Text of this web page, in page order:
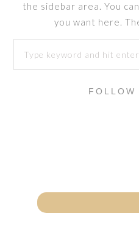
the sidebar area. You
you want here.
FOLLOW